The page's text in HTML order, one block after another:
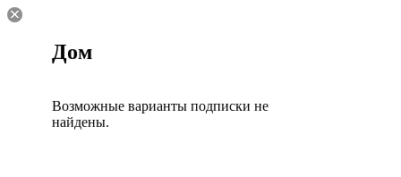
Дом
Возможные варианты подписки не
найдены.